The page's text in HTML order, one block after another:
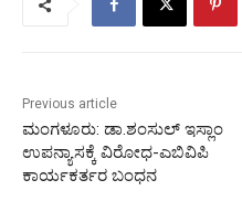
Previous article
ಮಂಗಳೂರು: ಡಾ.ಶಂಸುಲ್ ಇಸ್ಲಾಂ
ಉಪನ್ಯಾಸಕ್ಕೆ ವಿರೋಧ-ಎಬಿವಿಪಿ
ಕಾರ್ಯಕರ್ತರ ಬಂಧನ